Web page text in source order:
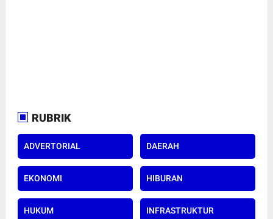
RUBRIK
ADVERTORIAL DAERAH
EKONOMI HIBURAN
HUKUM INFRASTRUKTUR